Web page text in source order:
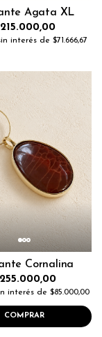
Agata XL
interés de $71.666,67
Cornalina
interés de $85.000,00
COMPRAR